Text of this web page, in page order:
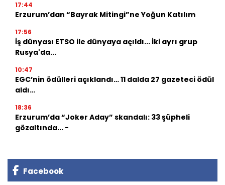
17:44
Erzurum’dan “Bayrak Mitingi”ne Yoğun Katılım
17:56
İş dünyası ETSO ile dünyaya açıldı... İki ayrı grup
Rusya'da...
10:47
EGC’nin ödülleri açıklandı… 11 dalda 27 gazeteci ödül
aldı…
18:36
Erzurum’da “Joker Aday” skandalı: 33 şüpheli
gözaltında... -
Facebook